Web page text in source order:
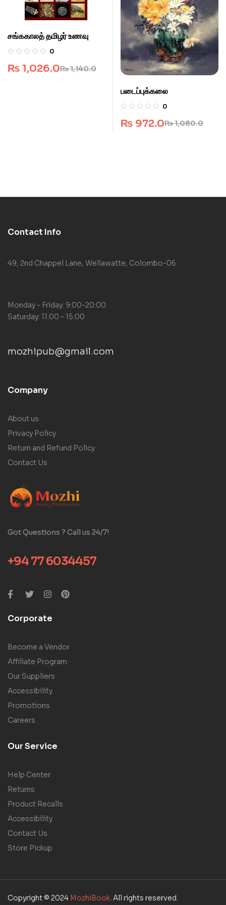
சங்ககாலத் தமிழர் உணவு
0
₨1,140.0
₨ 1,026.0
படைப்புக்கலை
0
₨1,080.0
₨ 972.0
Contact Info
49, 2nd Chappel Lane, Wellawatte, Colombo-06
Monday – Friday: 9:00-20:00
Saturday: 11:00 – 15:00
mozhipub@gmail.com
Company
About us
Privacy Policy
Return and Refund Policy
Contact Us
Got Questions ? Call us 24/7!
+94 77 6034457
Corporate
Become a Vendor
Affiliate Program
Our Suppliers
Accessibility
Promotions
Careers
Our Service
Help Center
Returns
Product Recalls
Accessibility
Contact Us
Store Pickup
Copyright © 2024 MozhiBook. All rights reserved.